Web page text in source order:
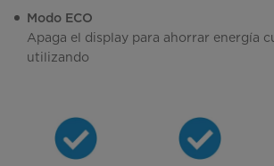
Modo ECO
Apaga el display para ahorrar energía
utilizando